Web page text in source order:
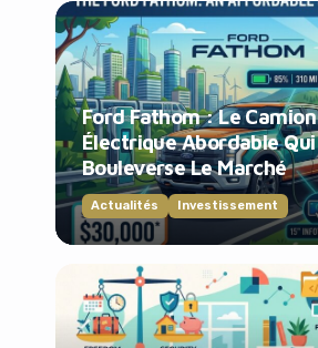
Ford Fathom : Le Camion
Électrique Abordable Qui
Bouleverse Le Marché
Actualités Investissement